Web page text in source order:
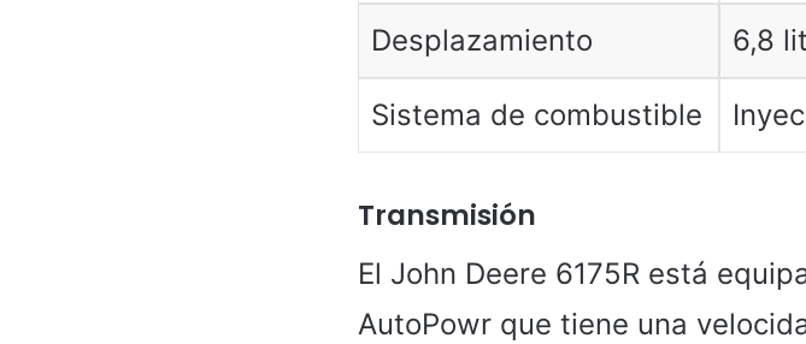
Desplazamiento 6,8
Sistema de combustible
Transmisión
El John Deere 6175R está
AutoPowr que tiene una